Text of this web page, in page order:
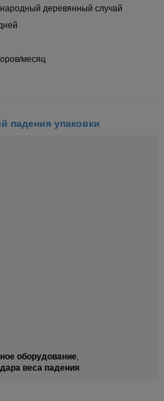
деревянный случай
месяц
падения упаковки
оборудование,
веса падения